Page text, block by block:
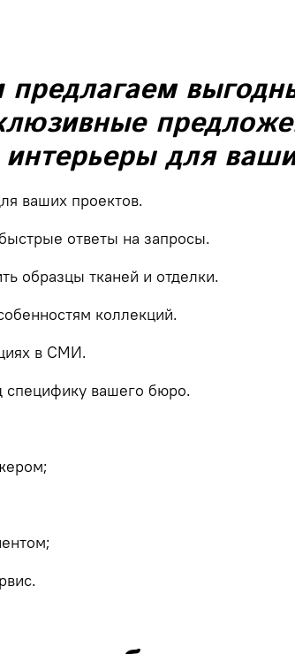
предлагаем
для
ваших проектов.
быстрые ответы на запросы.
образцы тканей и отделки.
коллекций.
в СМИ.
специфику вашего бюро.